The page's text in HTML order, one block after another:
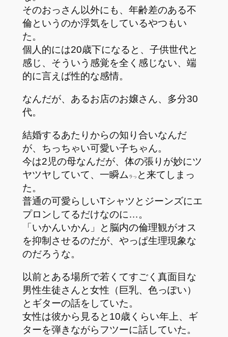
そのおっさん以外にも、年齢差のある不
倫というのか浮気をしているやつもい
た。
個人的には20歳下になると、子供世代と
感じ、そういう感覚を全く感じない、端
的に言えば性的な感情。
なんだが、あるお店のお嬢さん、多分30
代。
結婚するあたりからの知り合いなんだ
が、ちっちゃい可愛い子ちゃん。
今は2児の母なんだが、体の張りが妙にツ
ヤツヤしていて、一瞬ム ラっ と来てしまっ
た。
普通の可愛らしいTシャツとジーンズにエ
プロンしてるだけなのに…。
「いかんいかん」と脳内の倫理観がオス
を抑制させるのだが、やっぱ生理現象な
のだろうな。
以前とある場所で若くてすごく真面目な
男性生徒さんと女性（巨乳、色っぽい）
とギターの話をしていた。
女性は彼から見ると10歳くらい年上、ギ
ターを弾きながらフツーに話していた。